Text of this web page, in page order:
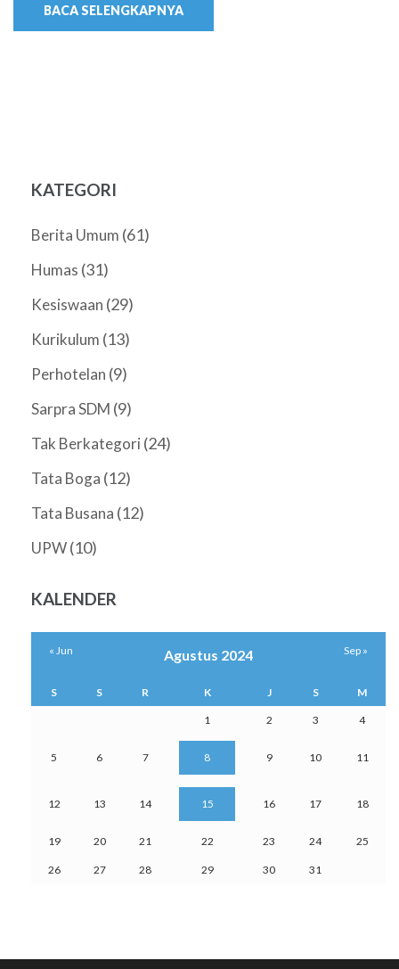
BACA SELENGKAPNYA
KATEGORI
Berita Umum (61)
Humas (31)
Kesiswaan (29)
Kurikulum (13)
Perhotelan (9)
Sarpra SDM (9)
Tak Berkategori (24)
Tata Boga (12)
Tata Busana (12)
UPW(10)
KALENDER
Agustus 2024
S S R K J S M
1 2 3 4
5 6 7 8 9 10 11
12 13 14 15 16 17 18
19 20 21 22 23 24 25
26 27 28 29 30 31
« Jun Sep »